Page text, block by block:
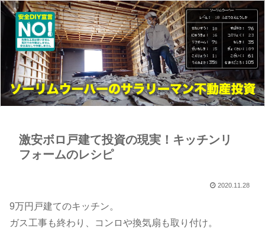
激安ボロ戸建て投資の現実！キッチンリ
フォームのレシピ
2020.11.28
​​​​​​​​​​​​​​​​​​​​​​​​​​​​​​​​9万円戸建てのキッチン。
ガス工事も終わり、コンロや換気扇も取り付け。